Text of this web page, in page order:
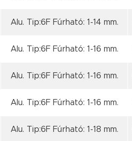
Alu. Tip:6F Fúrható: 1-14 mm.
Alu. Tip:6F Fúrható: 1-16 mm.
Alu. Tip:6F Fúrható: 1-16 mm.
Alu. Tip:6F Fúrható: 1-16 mm.
Alu. Tip:6F Fúrható: 1-18 mm.